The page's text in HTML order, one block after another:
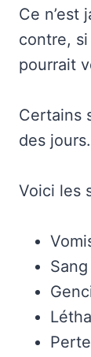
Ce n’est
contre,
pourrait
Certains
des
Voici les